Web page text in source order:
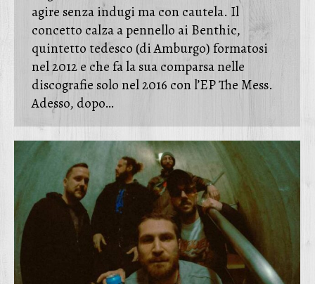
agire senza indugi ma con cautela. Il
concetto calza a pennello ai Benthic,
quintetto tedesco (di Amburgo) formatosi
nel 2012 e che fa la sua comparsa nelle
discografie solo nel 2016 con l’EP The Mess.
Adesso, dopo…